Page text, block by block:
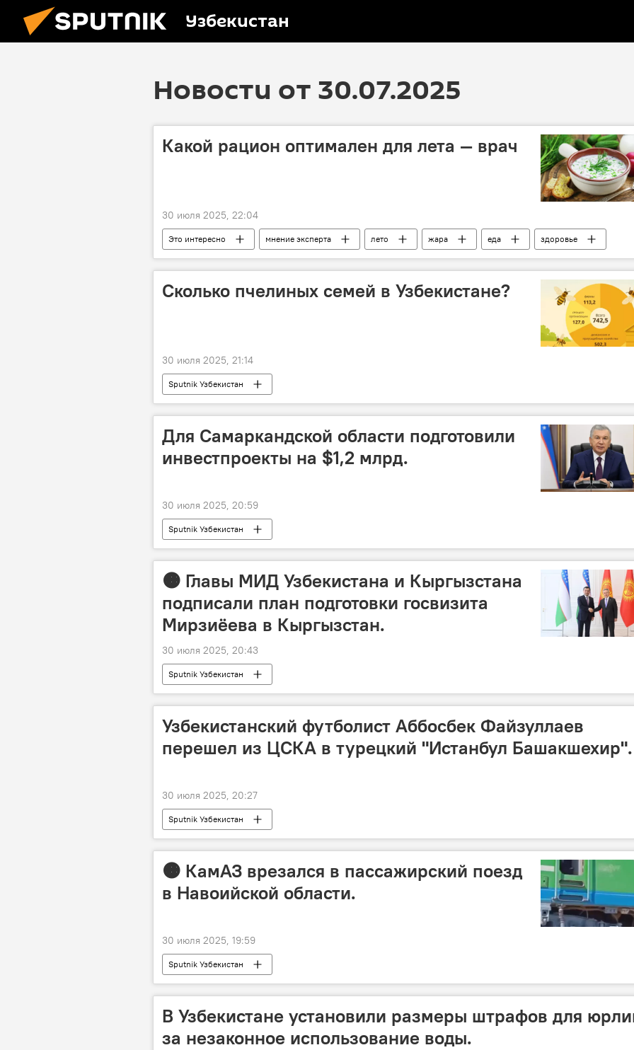
Узбекистан
Новости от 30.07.2025
Какой рацион оптимален для лета — врач
30 июля 2025, 22:04
Это интересно мнение эксперта лето жара еда здоровье
Сколько пчелиных семей в Узбекистане?
30 июля 2025, 21:14
Sputnik Узбекистан
Для Самаркандской области подготовили
инвестпроекты на $1,2 млрд.
30 июля 2025, 20:59
Sputnik Узбекистан
🟠 Главы МИД Узбекистана и Кыргызстана
подписали план подготовки госвизита
Мирзиёева в Кыргызстан.
30 июля 2025, 20:43
Sputnik Узбекистан
Узбекистанский футболист Аббосбек Файзуллаев
перешел из ЦСКА в турецкий "Истанбул Башакшехир".
30 июля 2025, 20:27
Sputnik Узбекистан
🟠 КамАЗ врезался в пассажирский поезд
в Навоийской области.
30 июля 2025, 19:59
Sputnik Узбекистан
В Узбекистане установили размеры штрафов для
за незаконное использование воды.